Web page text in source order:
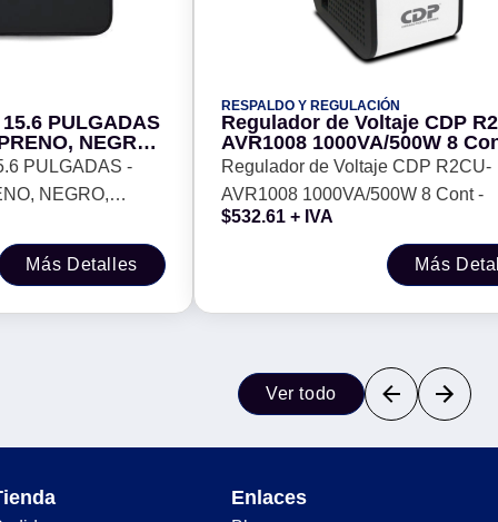
PULGADAS
NEGRO,
PULGADAS -
NEGRO,
Más Detalles
RESPALDO Y REGULACIÓN
Regulador de Voltaje CDP
AVR1008 1000VA/500W 8
Regulador de Voltaje CDP R2CU-
AVR1008 1000VA/500W 8 Cont -
$532.61 + IVA
Más
Ver todo
Enlaces